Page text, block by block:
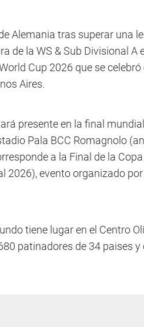
Alemania tras superar una
de la WS & Sub Divisional A
Cup 2026 que se
Aires.
presente en la final
Pala BCC Romagnolo
a la Final de la
2026), evento organizado
tiene lugar en el Centro
patinadores de 34 paises